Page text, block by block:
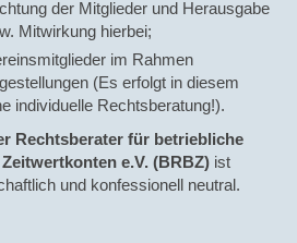
der Mitglieder und Herausgabe
Mitwirkung hierbei;
im Rahmen
(Es erfolgt in diesem
individuelle Rechtsberatung!).
Rechtsberater für betriebliche
e.V. (BRBZ) ist
und konfessionell neutral.